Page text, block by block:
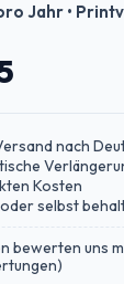
Jahr •
nach
Kosten
selbst
bewerten uns
)